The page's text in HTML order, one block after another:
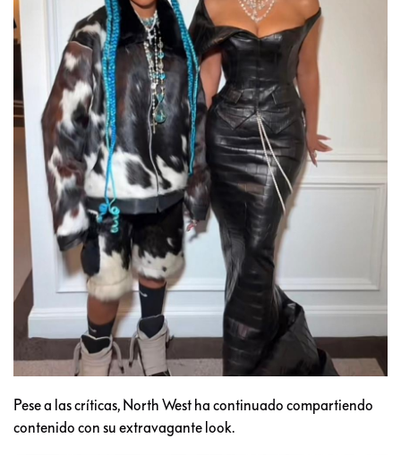
Pese a las críticas, North West ha continuado compartiendo
contenido con su extravagante look.